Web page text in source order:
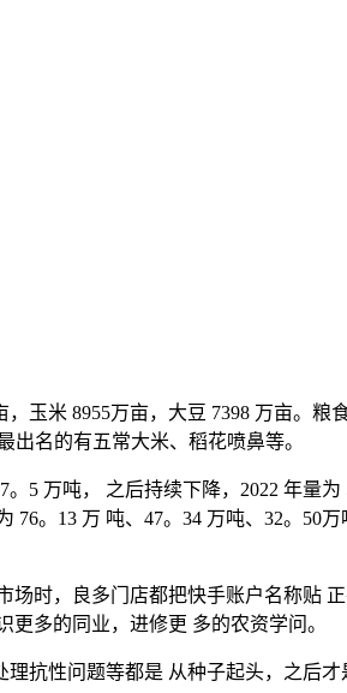
米 8955万亩，大豆 7398 万亩。粮
出名的有五常大米、稻花喷鼻等。
万吨， 之后持续下降，2022 年量为
。13 万 吨、47。34 万吨、32。50
，良多门店都把快手账户名称贴
多的同业，进修更 多的农资学问。
性问题等都是 从种子起头，之后